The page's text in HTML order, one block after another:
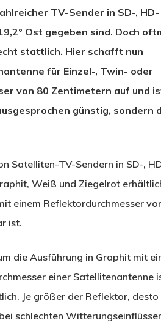
TV-Sender in SD-, HD-
Ost gegeben sind. Doch
stattlich. Hier schafft nun
für Einzel-, Twin- oder
von 80 Zentimetern auf und
günstig, sondern
Satelliten-TV-Sendern in SD-,
Weiß und Ziegelrot
einem Reflektordurchmesser
ist.
die Ausführung in Graphit mit
einer Satellitenantenne
Je größer der Reflektor, desto
schlechten